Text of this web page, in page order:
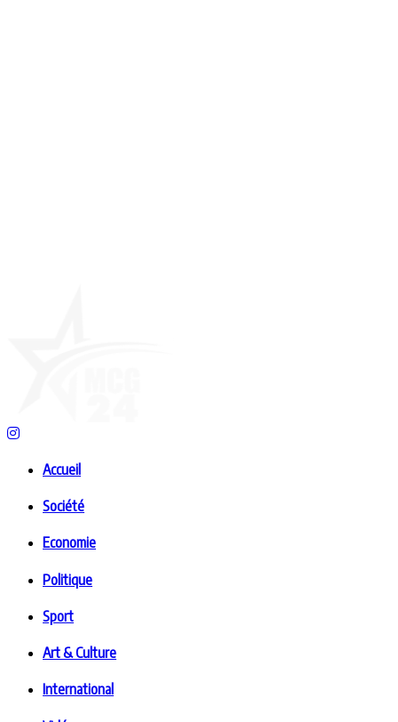
Accueil
Société
Economie
Politique
Sport
Art & Culture
International